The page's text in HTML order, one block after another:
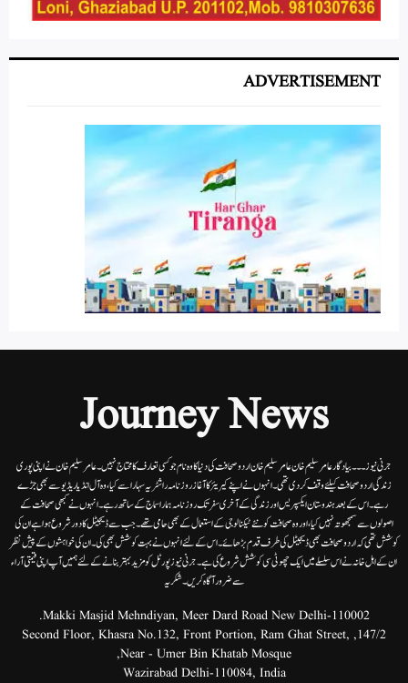
ADVERTISEMENT
Journey News
جرنی نیوز۔۔۔بیاد گار عامر سلیم خان عامر سلیم خان اردوصحافت کی دنیا کاوہ نام جو کسی تعارف کا محتاج نہیں۔عامرسلیم خان نے اپنی پوری
زندگی اردوصحافت کیلئے وقف کردی تھی۔انہوں نے اپنے کیریئر کا آغاز روزنامہ راشٹریہ سہارا سے کیا،وہ آل انڈیا ریڈیوسے بھی جڑے
رہے۔ اس کے بعد ہندوستان ایکسپریس اور زندگی کے آخری سفر تک روزنامہ ہمارا سماج کے ساتھ رہے۔ انہوں نے کبھی صحافت کے
اصولوں سے سمجھوتہ نہیں کیا، اور وہ صحافت کو نئے ٹیکنالوجی کے استعمال کے بھی حامی تھے۔ جب سے ڈیجیٹل کا دور شروع ہوا ہے ان کی
کوشش تھی کہ اردو صحافت بھی ڈیجیٹل کی طرف قدم بڑھائے۔ اس کے لئے انہوں نے بہت کوشش بھی کی۔ ان کی خواہشوں کے پیش نظر
ان کے اہل خانہ نے اس سلسلے میں ایک چھوٹی سی کوشش شروع کی ہے۔جرنی نیوز پورٹل کو مزید بہتر بنانے کے لئے ہمیں آپ اپنی قیمتی آراء
سے ضرور آگاہ کریں۔شکریہ
Makki Masjid Mehndiyan, Meer Dard Road New Delhi-110002.
147/2, Second Floor, Khasra No.132, Front Portion, Ram Ghat Street,
Near - Umer Bin Khatab Mosque,
Wazirabad Delhi-110084, India